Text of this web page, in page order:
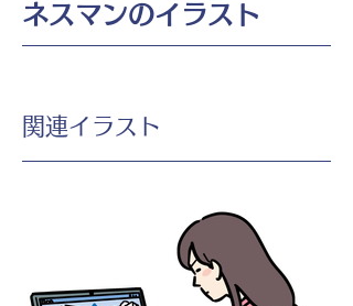
ネスマンのイラスト
​関連イラスト